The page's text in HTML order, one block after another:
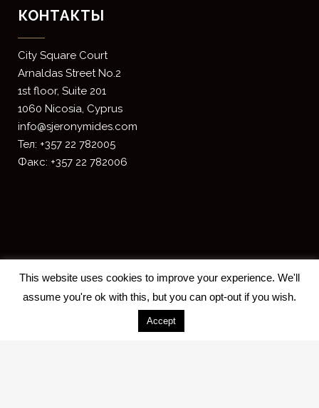
КОНТАКТЫ
​City Square Court
​Arnaldas Street No.2
1st floor, Suite 201
1060 Nicosia, Cyprus
info@sjeronymides.com
Тел: +357 22 782005
Факс: +357 22 782006
2018 S. JERONYMIDES & CO. LLC -
This website uses cookies to improve your experience. We'll
assume you're ok with this, but you can opt-out if you wish.
Accept